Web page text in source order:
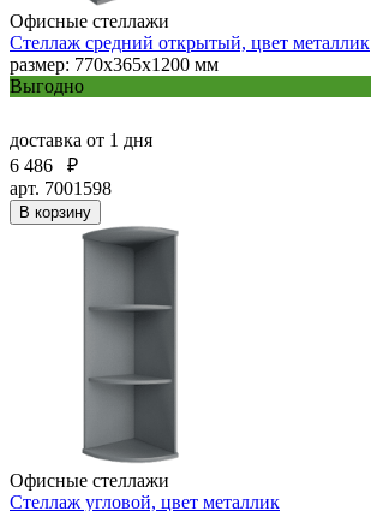
Офисные стеллажи
Стеллаж средний открытый, цвет металлик
размер: 770х365х1200 мм
Выгодно
доставка от 1 дня
6 486
₽
арт. 7001598
В корзину
Офисные стеллажи
Стеллаж угловой, цвет металлик